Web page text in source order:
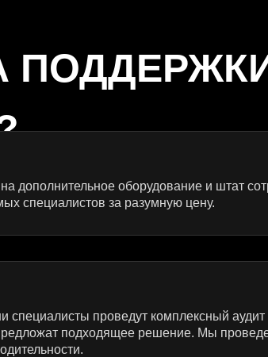
дополнительное оборудование и штат
специалистов за разумную цену.
специалисты проведут комплексный аудит
предложат подходящее решение. Мы